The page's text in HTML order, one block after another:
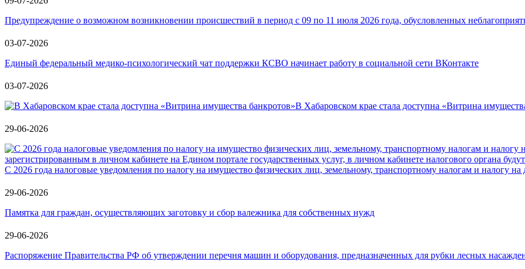
Предупреждение о возможном возникновении происшествий в период с 09 по 11 июля 2026 года, обусловленных
03-07-2026
Единый федеральный медико-психологический чат поддержки КСВО начинает работу в социальной сети ВКонтакте
03-07-2026
В Хабаровском крае стала доступна «Витрина
29-06-2026
С 2026 года налоговые уведомления по налогу на имущество физических лиц, земельному, транспортному налогам и налогу
29-06-2026
Памятка для граждан, осуществляющих заготовку и сбор валежника для собственных нужд
29-06-2026
Распоряжение Правительства РФ об утверждении перечня машин и оборудования, предназначенных для рубки лесных